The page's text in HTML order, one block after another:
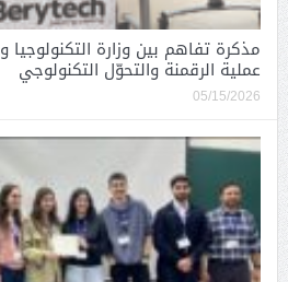
عملية الرقمنة والتحوّل التكنولوجي
05/15/2026